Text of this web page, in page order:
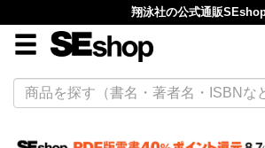
翔泳社の公式通販